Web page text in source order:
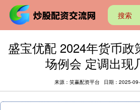
盛宝优配 2024年货币政
场例会 定调出现
来源：笑赢配资平台 日期：2025-